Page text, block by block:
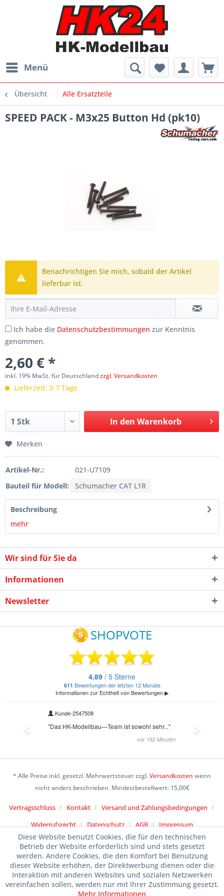
Menü
Übersicht Alle Ersatzteile
SPEED PACK - M3x25 Button Hd (pk10)
Benachrichtigen Sie mich, sobald der Artikel
lieferbar ist.
Ich habe die Datenschutzbestimmungen zur Kenntnis
genommen.
2,60 € *
inkl. 19% MwSt. für Deutschlandzzgl. Versandkosten
Lieferzeit: 3-7 Tage
In den Warenkorb
Merken
Artikel-Nr.:
021-U7109
Bauteil für Modell:
Schumacher CAT L1R
Beschreibung
mehr
Wir sind für Sie da
Informationen
Newsletter
* Alle Preise inkl. gesetzl. Mehrwertsteuer zzgl.Versandkosten wenn
nicht anders beschrieben. Mindestbestellwert: 15,00€
Vertragsschluss Kontakt
Versand und Zahlungsbedingungen
Widerrufsrecht
Datenschutz AGB Impressum
Diese Website benutzt Cookies, die für den technischen
Betrieb der Website erforderlich sind und stets gesetzt
werden. Andere Cookies, die den Komfort bei Benutzung
dieser Website erhöhen, der Direktwerbung dienen oder die
Interaktion mit anderen Websites und sozialen Netzwerken
vereinfachen sollen, werden nur mit Ihrer Zustimmung gesetzt.
Mehr Informationen